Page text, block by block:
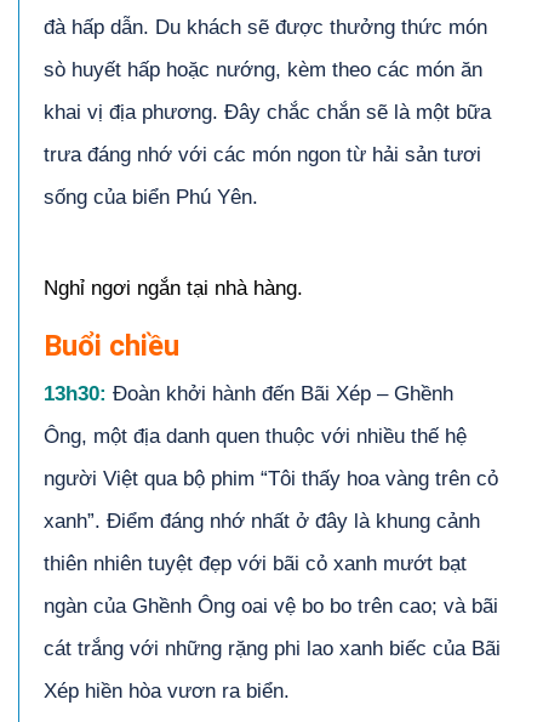
đà hấp dẫn. Du khách sẽ được thưởng thức món
sò huyết hấp hoặc nướng, kèm theo các món ăn
khai vị địa phương. Đây chắc chắn sẽ là một bữa
trưa đáng nhớ với các món ngon từ hải sản tươi
sống của biển Phú Yên.
Nghỉ ngơi ngắn tại nhà hàng.
Buổi chiều
13h30: Đoàn khởi hành đến Bãi Xép – Ghềnh
Ông, một địa danh quen thuộc với nhiều thế hệ
người Việt qua bộ phim “Tôi thấy hoa vàng trên cỏ
xanh”. Điểm đáng nhớ nhất ở đây là khung cảnh
thiên nhiên tuyệt đẹp với bãi cỏ xanh mướt bạt
ngàn của Ghềnh Ông oai vệ bo bo trên cao; và bãi
cát trắng với những rặng phi lao xanh biếc của Bãi
Xép hiền hòa vươn ra biển.